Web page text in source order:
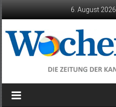
6. August 2026
Wochenblatt
die